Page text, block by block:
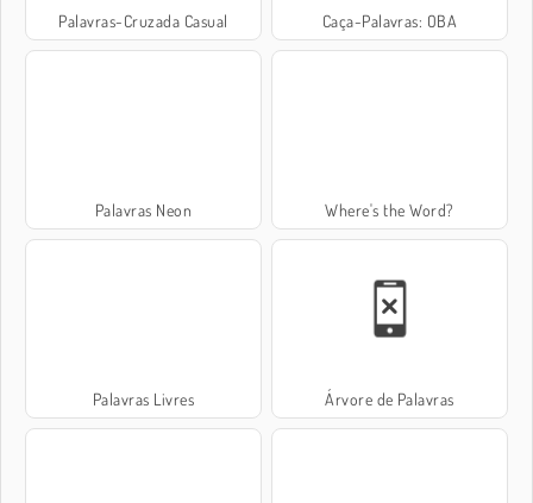
Palavras-Cruzada Casual Caça-Palavras: OBA
Palavras Neon Where's the Word?
Palavras Livres Árvore de Palavras